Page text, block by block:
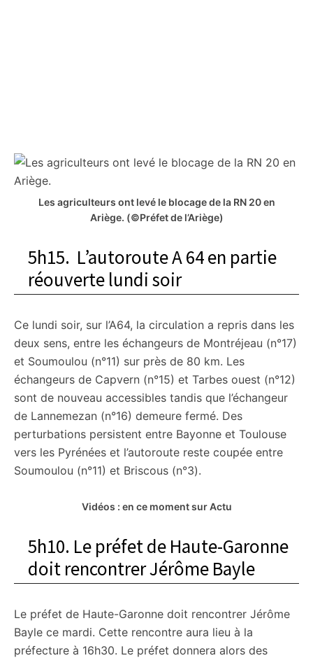
Les agriculteurs ont levé le blocage de la RN 20 en
Ariège. (©Préfet de l’Ariège)
5h15. L’autoroute A 64 en partie
réouverte lundi soir
Ce lundi soir, sur l’A64, la circulation a repris dans les
deux sens, entre les échangeurs de Montréjeau (n°17)
et Soumoulou (n°11) sur près de 80 km. Les
échangeurs de Capvern (n°15) et Tarbes ouest (n°12)
sont de nouveau accessibles tandis que l’échangeur
de Lannemezan (n°16) demeure fermé. Des
perturbations persistent entre Bayonne et Toulouse
vers les Pyrénées et l’autoroute reste coupée entre
Soumoulou (n°11) et Briscous (n°3).
Vidéos : en ce moment sur Actu
5h10. Le préfet de Haute-Garonne
doit rencontrer Jérôme Bayle
Le préfet de Haute-Garonne doit rencontrer Jérôme
Bayle ce mardi. Cette rencontre aura lieu à la
préfecture à 16h30. Le préfet donnera alors des